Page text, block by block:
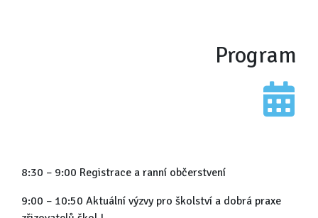
Program
8:30 – 9:00 Registrace a ranní občerstvení
9:00 – 10:50 Aktuální výzvy pro školství a dobrá praxe